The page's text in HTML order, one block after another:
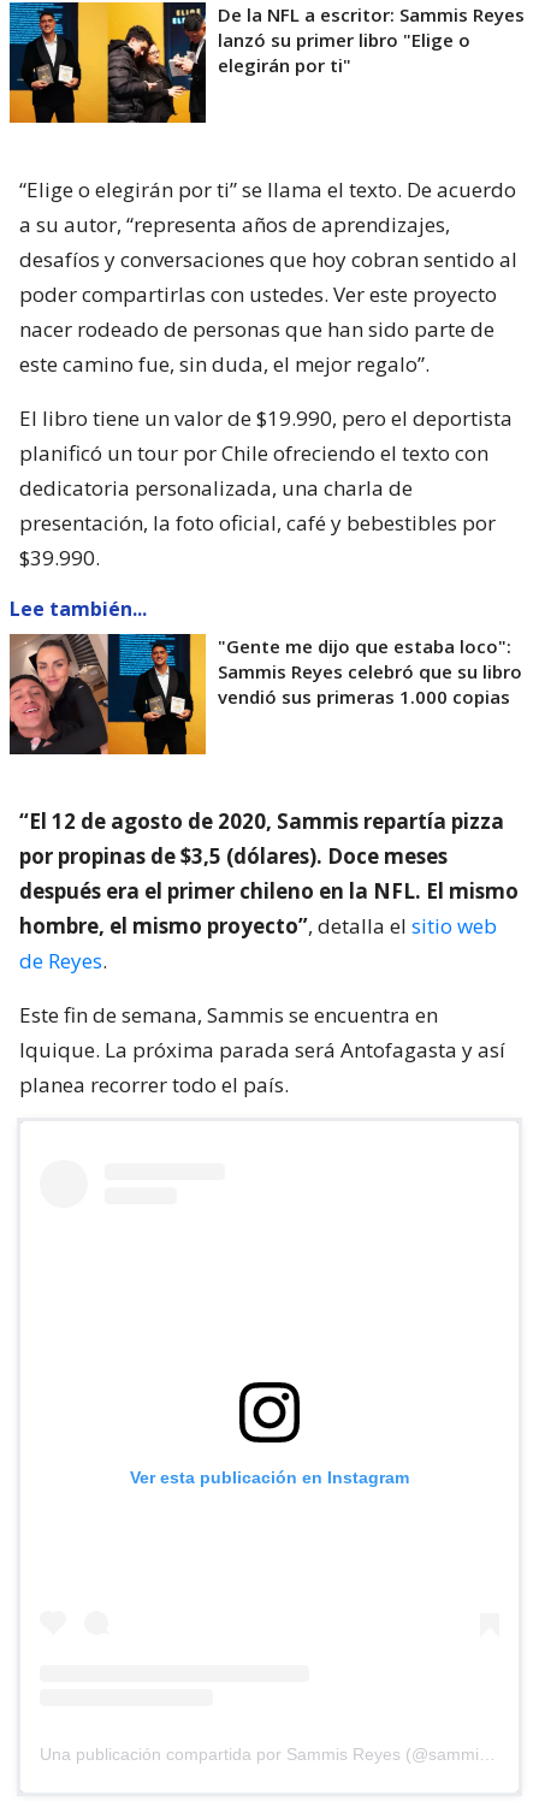
De la NFL a escritor: Sammis Reyes
lanzó su primer libro "Elige o
elegirán por ti"
“Elige o elegirán por ti” se llama el texto. De acuerdo
a su autor, “representa años de aprendizajes,
desafíos y conversaciones que hoy cobran sentido al
poder compartirlas con ustedes. Ver este proyecto
nacer rodeado de personas que han sido parte de
este camino fue, sin duda, el mejor regalo”.
El libro tiene un valor de $19.990, pero el deportista
planificó un tour por Chile ofreciendo el texto con
dedicatoria personalizada, una charla de
presentación, la foto oficial, café y bebestibles por
$39.990.
Lee también...
"Gente me dijo que estaba loco":
Sammis Reyes celebró que su libro
vendió sus primeras 1.000 copias
“El 12 de agosto de 2020, Sammis repartía pizza
por propinas de $3,5 (dólares). Doce meses
después era el primer chileno en la NFL. El mismo
hombre, el mismo proyecto”, detalla el sitio web
de Reyes.
Este fin de semana, Sammis se encuentra en
Iquique. La próxima parada será Antofagasta y así
planea recorrer todo el país.
Ver esta publicación en Instagram